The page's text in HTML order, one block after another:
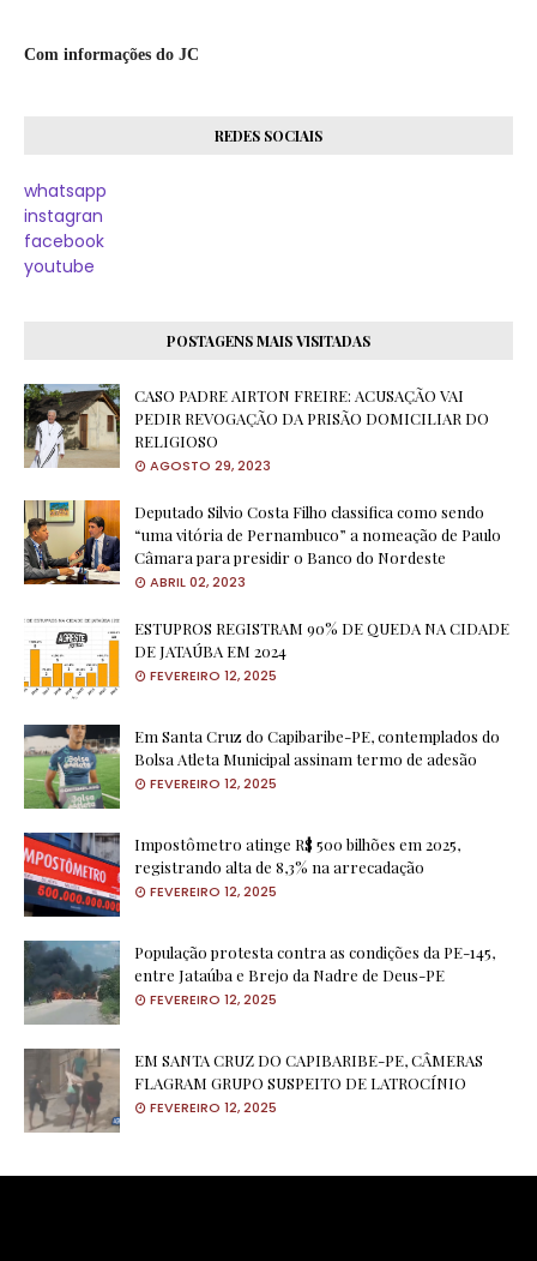
Com informações do JC
REDES SOCIAIS
whatsapp
instagran
facebook
youtube
POSTAGENS MAIS VISITADAS
CASO PADRE AIRTON FREIRE: ACUSAÇÃO VAI
PEDIR REVOGAÇÃO DA PRISÃO DOMICILIAR DO
RELIGIOSO
AGOSTO 29, 2023
Deputado Silvio Costa Filho classifica como sendo
“uma vitória de Pernambuco” a nomeação de Paulo
Câmara para presidir o Banco do Nordeste
ABRIL 02, 2023
ESTUPROS REGISTRAM 90% DE QUEDA NA CIDADE
DE JATAÚBA EM 2024
FEVEREIRO 12, 2025
Em Santa Cruz do Capibaribe-PE, contemplados do
Bolsa Atleta Municipal assinam termo de adesão
FEVEREIRO 12, 2025
Impostômetro atinge R$ 500 bilhões em 2025,
registrando alta de 8,3% na arrecadação
FEVEREIRO 12, 2025
População protesta contra as condições da PE-145,
entre Jataúba e Brejo da Nadre de Deus-PE
FEVEREIRO 12, 2025
EM SANTA CRUZ DO CAPIBARIBE-PE, CÂMERAS
FLAGRAM GRUPO SUSPEITO DE LATROCÍNIO
FEVEREIRO 12, 2025